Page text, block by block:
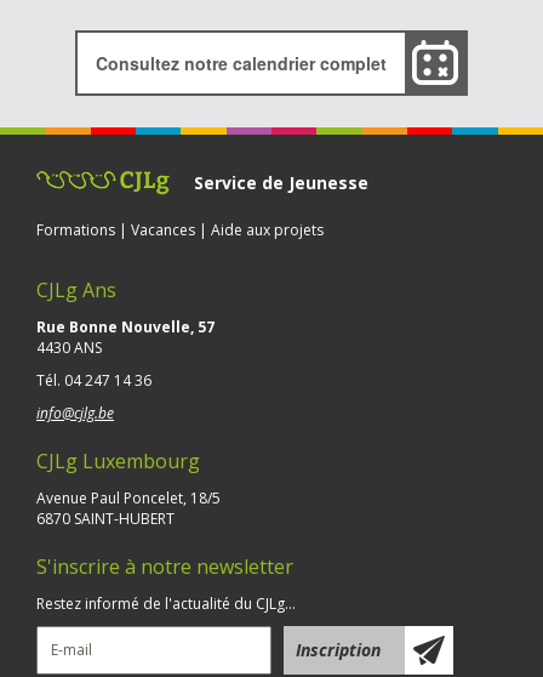
Consultez notre calendrier complet
Service de Jeunesse
Formations | Vacances | Aide aux projets
CJLg Ans
Rue Bonne Nouvelle, 57
4430 ANS
Tél. 04 247 14 36
info@cjlg.be
CJLg Luxembourg
Avenue Paul Poncelet, 18/5
6870 SAINT-HUBERT
S'inscrire à notre newsletter
Restez informé de l'actualité du CJLg...